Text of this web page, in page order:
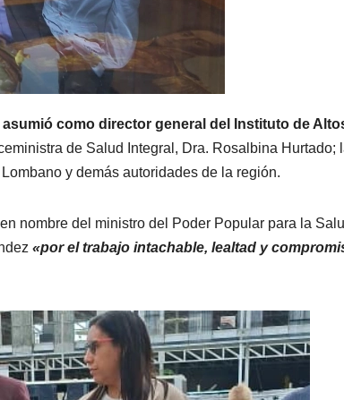
como director general del Instituto de
de Salud Integral, Dra. Rosalbina Hurtado;
y demás autoridades de la región.
nombre del ministro del Poder Popular para la
«por el trabajo intachable, lealtad y